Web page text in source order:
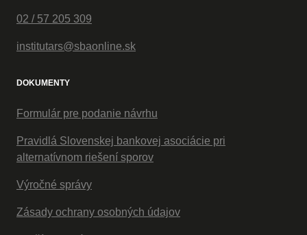
02 / 57 205 309
institutars@sbaonline.sk
DOKUMENTY
Formulár pre podanie návrhu
Pravidlá Slovenskej bankovej asociácie pri
alternatívnom riešení sporov
Výročné správy
Zásady ochrany osobných údajov